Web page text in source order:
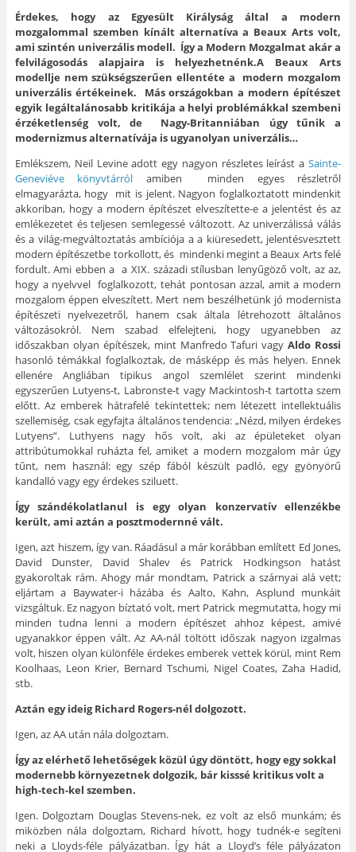
Érdekes, hogy az Egyesült Királyság által a modern
mozgalommal szemben kínált alternatíva a Beaux Arts volt,
ami szintén univerzális modell. Így a Modern Mozgalmat akár a
felvilágosodás alapjaira is helyezhetnénk.A Beaux Arts
modellje nem szükségszerűen ellentéte a modern mozgalom
univerzális értékeinek. Más országokban a modern építészet
egyik legáltalánosabb kritikája a helyi problémákkal szembeni
érzéketlenség volt, de Nagy-Britanniában úgy tűnik a
modernizmus alternatívája is ugyanolyan univerzális…
Emlékszem, Neil Levine adott egy nagyon részletes leírást aSainte-
Geneviéve könyvtárról amiben minden egyes részletről
elmagyarázta, hogy mit is jelent. Nagyon foglalkoztatott mindenkit
akkoriban, hogy a modern építészet elveszítette-e a jelentést és az
emlékezetet és teljesen semlegessé változott. Az univerzálissá válás
és a világ-megváltoztatás ambíciója a a kiüresedett, jelentésvesztett
modern építészetbe torkollott, és mindenki megint a Beaux Arts felé
fordult. Ami ebben a a XIX. századi stílusban lenyűgöző volt, az az,
hogy a nyelvvel foglalkozott, tehát pontosan azzal, amit a modern
mozgalom éppen elveszített. Mert nem beszélhetünk jó modernista
építészeti nyelvezetről, hanem csak általa létrehozott általános
változásokról. Nem szabad elfelejteni, hogy ugyanebben az
időszakban olyan építészek, mint Manfredo Tafuri vagyAldo Rossi
hasonló témákkal foglalkoztak, de másképp és más helyen. Ennek
ellenére Angliában tipikus angol szemlélet szerint mindenki
egyszerűen Lutyens-t, Labronste-t vagy Mackintosh-t tartotta szem
előtt. Az emberek hátrafelé tekintettek; nem létezett intellektuális
szellemiség, csak egyfajta általános tendencia: „Nézd, milyen érdekes
Lutyens”. Luthyens nagy hős volt, aki az épületeket olyan
attribútumokkal ruházta fel, amiket a modern mozgalom már úgy
tűnt, nem használ: egy szép fából készült padló, egy gyönyörű
kandalló vagy egy érdekes sziluett.
Így szándékolatlanul is egy olyan konzervatív ellenzékbe
került, ami aztán a posztmodernné vált.
Igen, azt hiszem, így van. Ráadásul a már korábban említett Ed Jones,
David Dunster, David Shalev és Patrick Hodkingson hatást
gyakoroltak rám. Ahogy már mondtam, Patrick a szárnyai alá vett;
eljártam a Baywater-i házába és Aalto, Kahn, Asplund munkáit
vizsgáltuk. Ez nagyon bíztató volt, mert Patrick megmutatta, hogy mi
minden tudna lenni a modern építészet ahhoz képest, amivé
ugyanakkor éppen vált. Az AA-nál töltött időszak nagyon izgalmas
volt, hiszen olyan különféle érdekes emberek vettek körül, mint Rem
Koolhaas, Leon Krier, Bernard Tschumi, Nigel Coates, Zaha Hadid,
stb.
Aztán egy ideig Richard Rogers-nél dolgozott.
Igen, az AA után nála dolgoztam.
Így az elérhető lehetőségek közül úgy döntött, hogy egy sokkal
modernebb környezetnek dolgozik, bár kisssé kritikus volt a
high-tech-kel szemben.
Igen. Dolgoztam Douglas Stevens-nek, ez volt az első munkám; és
miközben nála dolgoztam, Richard hívott, hogy tudnék-e segíteni
neki a Lloyds-féle pályázatban. Így hát a Lloyd’s féle pályázaton